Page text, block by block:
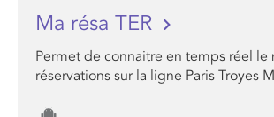
Ma résa TER
Permet de connaitre en temps réel le
réservations sur la ligne Paris Troyes